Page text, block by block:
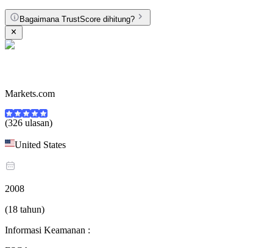
Bagaimana TrustScore dihitung?
Markets.com
(326 ulasan)
United States
2008
(18 tahun)
Informasi Keamanan :